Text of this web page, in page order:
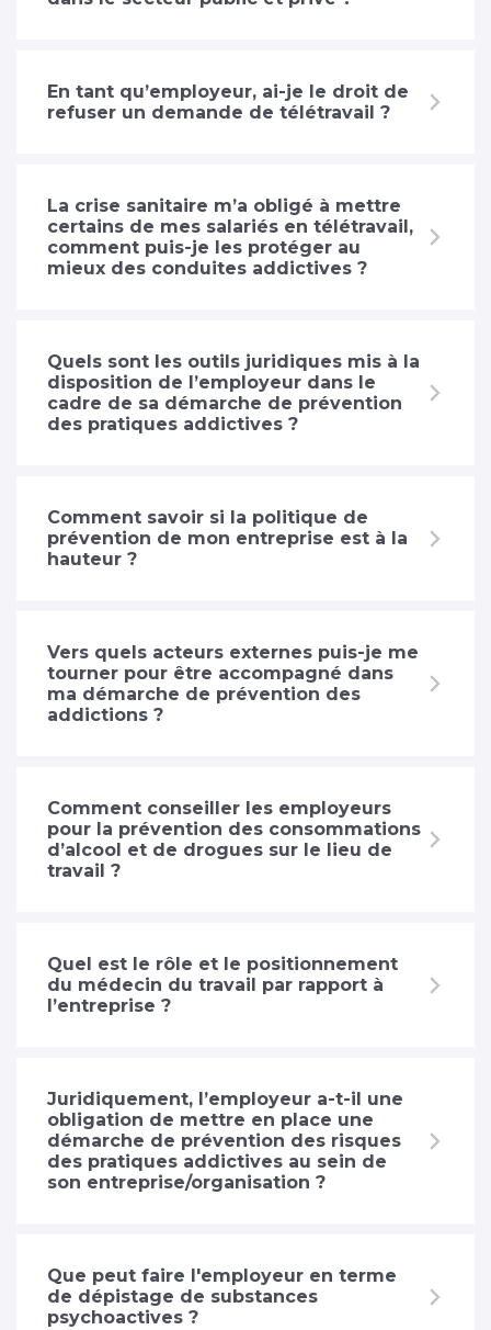
En tant qu’employeur, ai-je le droit de
refuser un demande de télétravail ?
La crise sanitaire m’a obligé à mettre
certains de mes salariés en télétravail,
comment puis-je les protéger au
mieux des conduites addictives ?
Quels sont les outils juridiques mis à la
disposition de l’employeur dans le
cadre de sa démarche de prévention
des pratiques addictives ?
Comment savoir si la politique de
prévention de mon entreprise est à la
hauteur ?
Vers quels acteurs externes puis-je me
tourner pour être accompagné dans
ma démarche de prévention des
addictions ?
Comment conseiller les employeurs
pour la prévention des consommations
d’alcool et de drogues sur le lieu de
travail ?
Quel est le rôle et le positionnement
du médecin du travail par rapport à
l’entreprise ?
Juridiquement, l’employeur a-t-il une
obligation de mettre en place une
démarche de prévention des risques
des pratiques addictives au sein de
son entreprise/organisation ?
Que peut faire l'employeur en terme
de dépistage de substances
psychoactives ?